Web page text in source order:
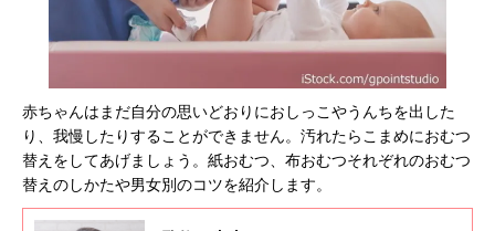
赤ちゃんはまだ自分の思いどおりにおしっこやうんちを出した
り、我慢したりすることができません。汚れたらこまめにおむつ
替えをしてあげましょう。紙おむつ、布おむつそれぞれのおむつ
替えのしかたや男女別のコツを紹介します。